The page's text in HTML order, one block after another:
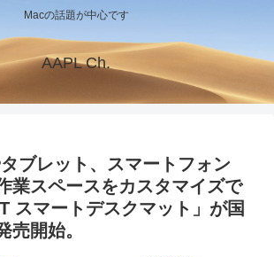
Macの話題が中心です
AAPL Ch.
ブレット、スマートフォン
業スペースをカスタマイズで
スマートデスクマット」が国
売開始。